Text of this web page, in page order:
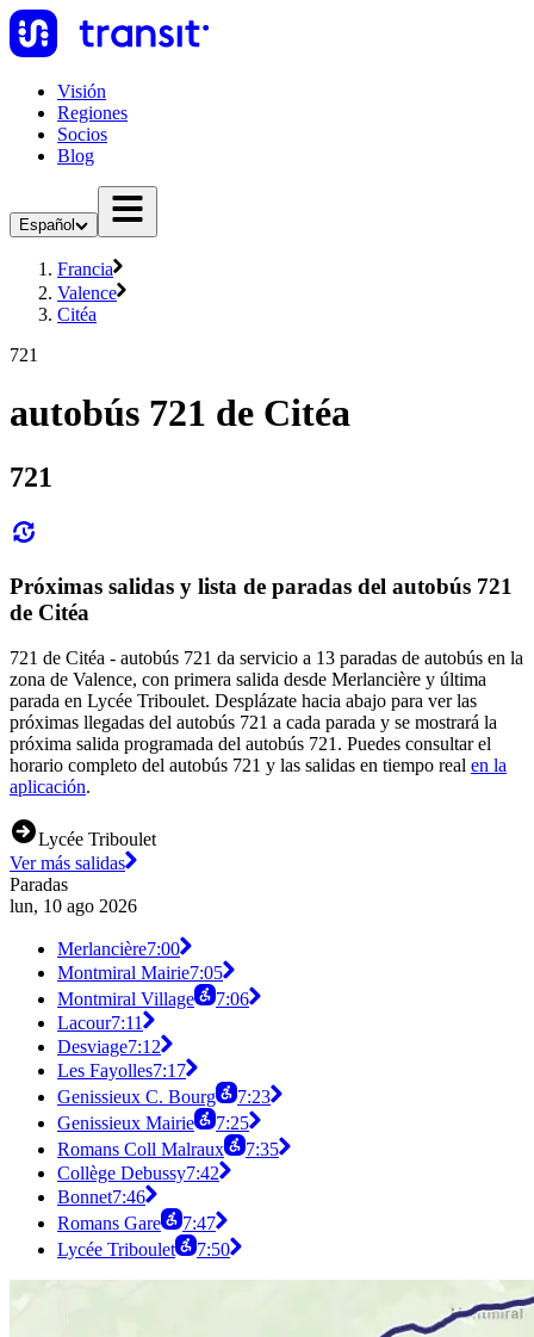
Visión
Regiones
Socios
Blog
Español
Francia
Valence
Citéa
721
autobús 721 de Citéa
721
Próximas salidas y lista de paradas del autobús 721
de Citéa
721 de Citéa - autobús 721 da servicio a 13 paradas de autobús en la
zona de Valence, con primera salida desde Merlancière y última
parada en Lycée Triboulet. Desplázate hacia abajo para ver las
próximas llegadas del autobús 721 a cada parada y se mostrará la
próxima salida programada del autobús 721. Puedes consultar el
horario completo del autobús 721 y las salidas en tiempo real en la
aplicación.
Lycée Triboulet
Ver más salidas
Paradas
lun, 10 ago 2026
Merlancière7:00
Montmiral Mairie7:05
Montmiral Village
7:06
Lacour7:11
Desviage7:12
Les Fayolles7:17
Genissieux C. Bourg
7:23
Genissieux Mairie
7:25
Romans Coll Malraux
7:35
Collège Debussy7:42
Bonnet7:46
Romans Gare
7:47
Lycée Triboulet
7:50